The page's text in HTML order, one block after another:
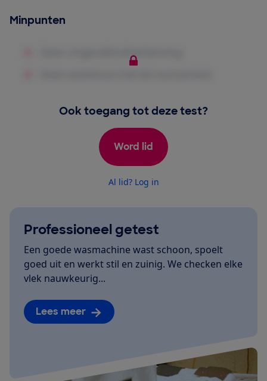
Minpunten
Ook toegang tot deze test?
Word lid
Al lid? Log in
Professioneel getest
Een goede wasmachine wast schoon, spoelt
goed uit en werkt stil en zuinig. We checken elke
vlek nauwkeurig...
Lees meer